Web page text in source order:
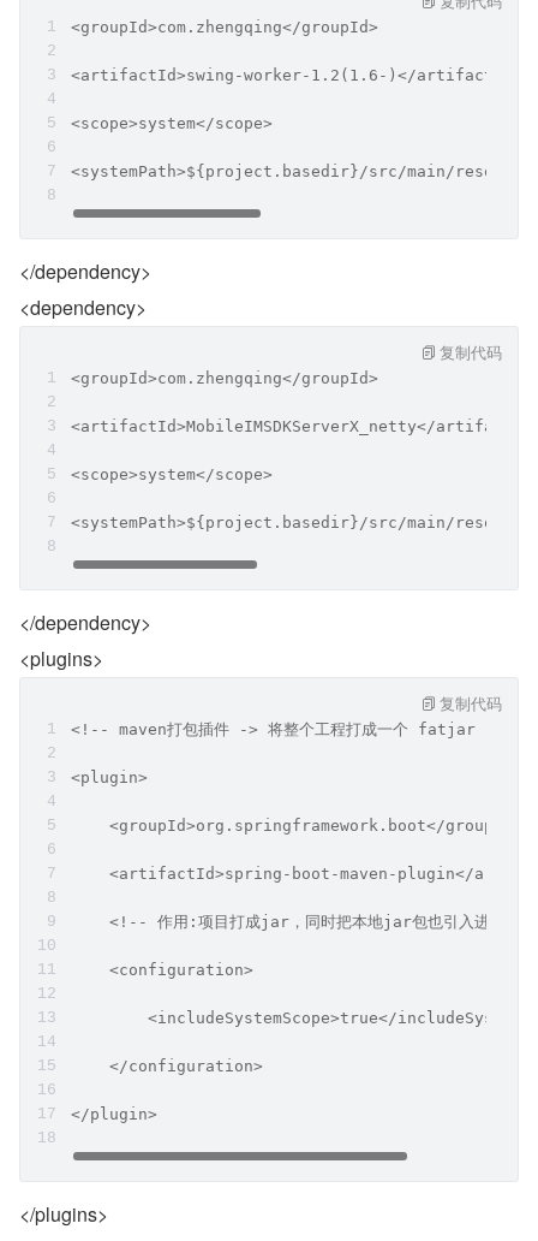
<groupId>com.zhengqing</groupId>
<artifactId>swing-worker-1.2(1.6-)</artifactId>
<scope>system</scope>
<systemPath>${project.basedir}/src/main/
</dependency>
<dependency>
<groupId>com.zhengqing</groupId>
<artifactId>MobileIMSDKServerX_netty</
<scope>system</scope>
<systemPath>${project.basedir}/src/main/
复制代码
</dependency>
<plugins>
<!-- maven打包插件 -> 将整个工程打成一个 fatjar -->
<plugin>
    <groupId>org.springframework.boot</groupId>
<artifactId>spring-boot-maven-plugin</
<!-- 作用:项目打成jar，同时把本地jar包也引入进去
    <configuration>
<includeSystemScope>true</
    </configuration>
</plugin>
复制代码
</plugins>